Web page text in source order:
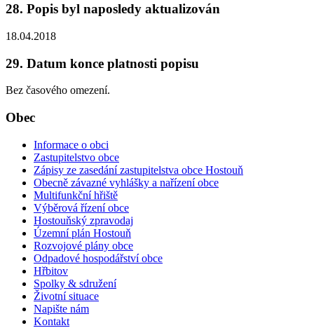
28. Popis byl naposledy aktualizován
18.04.2018
29. Datum konce platnosti popisu
Bez časového omezení.
Obec
Informace o obci
Zastupitelstvo obce
Zápisy ze zasedání zastupitelstva obce Hostouň
Obecně závazné vyhlášky a nařízení obce
Multifunkční hřiště
Výběrová řízení obce
Hostouňský zpravodaj
Územní plán Hostouň
Rozvojové plány obce
Odpadové hospodářství obce
Hřbitov
Spolky & sdružení
Životní situace
Napište nám
Kontakt